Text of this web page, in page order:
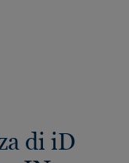
di iD